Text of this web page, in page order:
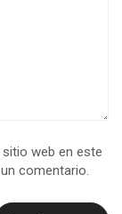
web en este
comentario.